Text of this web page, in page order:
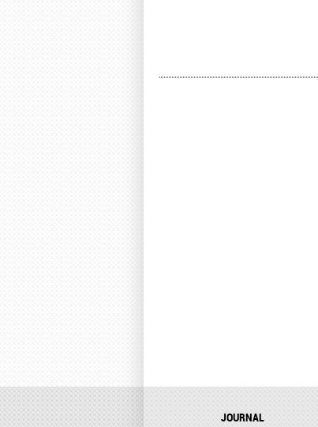
JOURNAL